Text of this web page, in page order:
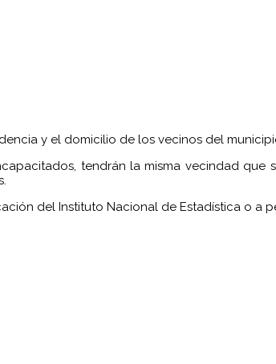
y el domicilio de los vecinos del
tendrán la misma vecindad
del Instituto Nacional de Estadística o a